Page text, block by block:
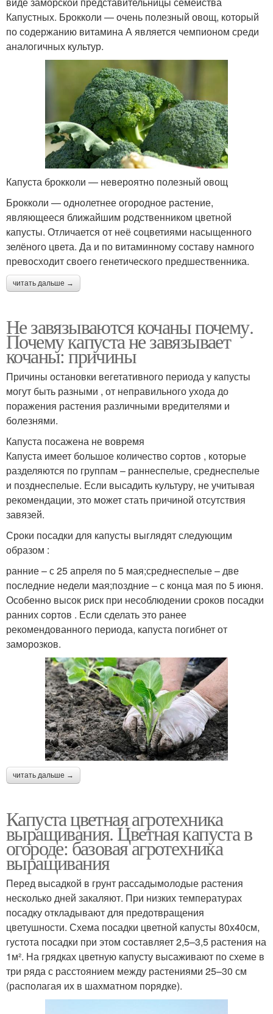
Капустных. Брокколи — очень полезный овощ, который
по содержанию витамина А является чемпионом среди
аналогичных культур.
Капуста брокколи — невероятно полезный овощ
Брокколи — однолетнее огородное растение,
являющееся ближайшим родственником цветной
капусты. Отличается от неё соцветиями насыщенного
зелёного цвета. Да и по витаминному составу намного
превосходит своего генетического предшественника.
читать дальше →
Не завязываются кочаны почему.
Почему капуста не завязывает
кочаны: причины
Причины остановки вегетативного периода у капусты
могут быть разными , от неправильного ухода до
поражения растения различными вредителями и
болезнями.
Капуста посажена не вовремя
Капуста имеет большое количество сортов , которые
разделяются по группам – раннеспелые, среднеспелые
и позднеспелые. Если высадить культуру, не учитывая
рекомендации, это может стать причиной отсутствия
завязей.
Сроки посадки для капусты выглядят следующим
образом :
ранние – с 25 апреля по 5 мая;среднеспелые – две
последние недели мая;поздние – с конца мая по 5 июня.
Особенно высок риск при несоблюдении сроков посадки
ранних сортов . Если сделать это ранее
рекомендованного периода, капуста погибнет от
заморозков.
читать дальше →
Капуста цветная агротехника
выращивания. Цветная капуста в
огороде: базовая агротехника
выращивания
Перед высадкой в грунт рассадымолодые растения
несколько дней закаляют. При низких температурах
посадку откладывают для предотвращения
цветушности. Схема посадки цветной капусты 80х40см,
густота посадки при этом составляет 2,5–3,5 растения на
1м². На грядках цветную капусту высаживают по схеме в
три ряда с расстоянием между растениями 25–30 см
(располагая их в шахматном порядке).